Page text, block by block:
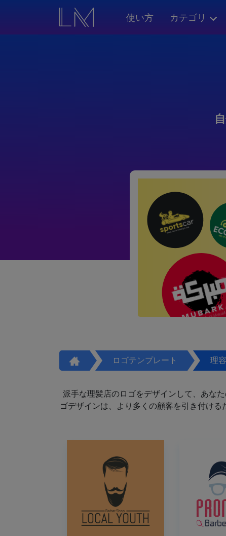
使い方 カテゴリ
ロゴテンプレート 理
派手な理髪店のロゴをデザインして、あな
ゴデザインは、より多くの顧客を引き付け